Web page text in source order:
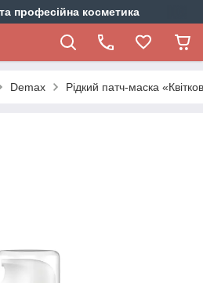
професійна косметика
Demax Рідкий патч-маска